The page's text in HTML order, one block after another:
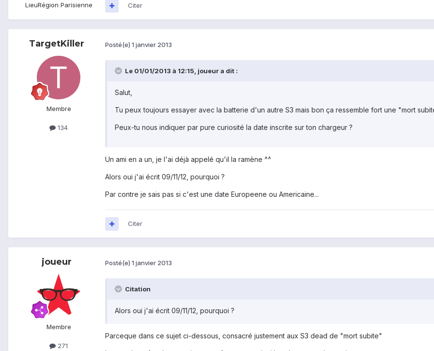
LieuRégion Parisienne Citer
TargetKiller
Membre
134
Posté(e) 1 janvier 2013
Le 01/01/2013 à 12:15, joueur a dit :
Salut,
Tu peux toujours essayer avec la batterie d'un autre S3 mais bon ça ressemble fort une "mort
Peux-tu nous indiquer par pure curiosité la date inscrite sur ton chargeur ?
Un ami en a un, je l'ai déjà appelé qu'il la ramène ^^
Alors oui j'ai écrit 09/11/12, pourquoi ?
Par contre je sais pas si c'est une date Europeene ou Americaine...
Citer
joueur
Membre
271
Posté(e) 1 janvier 2013
Citation
Alors oui j'ai écrit 09/11/12, pourquoi ?
Parceque dans ce sujet ci-dessous, consacré justement aux S3 dead de "mort subite"